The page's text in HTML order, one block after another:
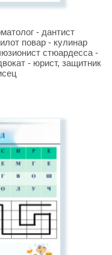
- дантист
повар - кулинар
стюардесса -
- юрист, защитник